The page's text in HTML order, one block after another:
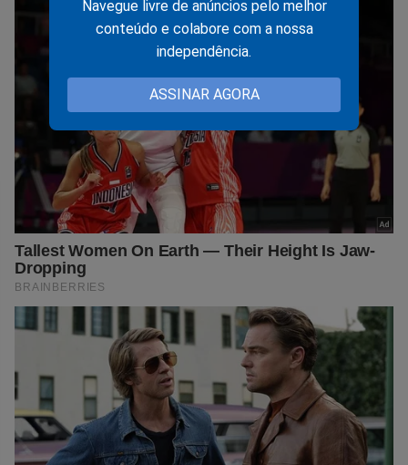
Navegue livre de anúncios pelo melhor
conteúdo e colabore com a nossa
independência.
ASSINAR AGORA